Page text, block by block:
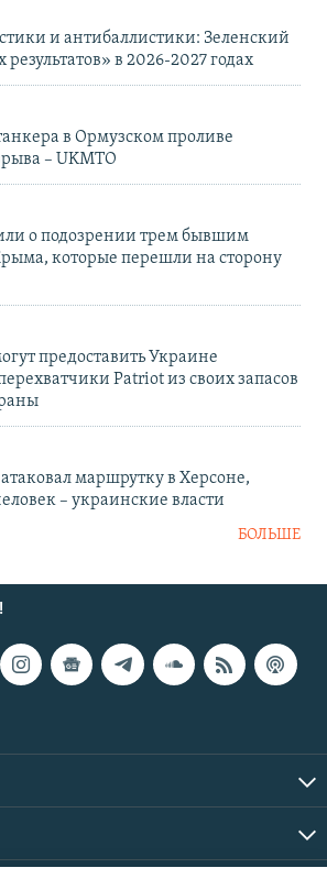
и антибаллистики: Зеленский
в 2026-2027 годах
в Ормузском проливе
– UKMTO
о подозрении трем бывшим
которые перешли на сторону
предоставить Украине
Patriot из своих запасов
маршрутку в Херсоне,
– украинские власти
БОЛЬШЕ